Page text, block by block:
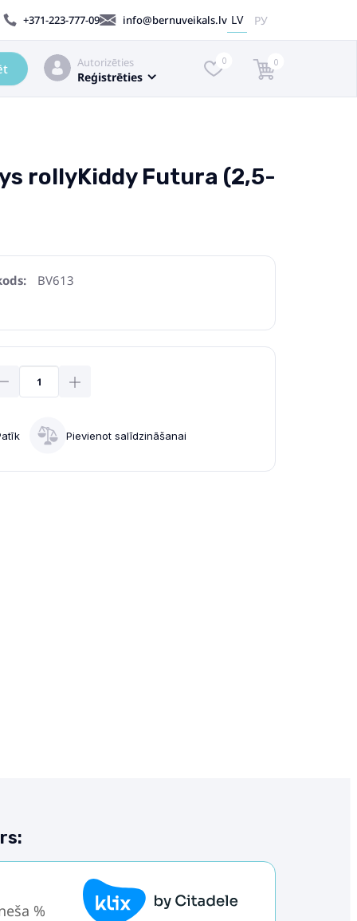
+371-223-777-09 info@bernuveikals.lv LV РУ
Autorizēties
Reģistrēties
0 0
rollyKiddy Futura (2,5-
BV613
Pievienot salīdzināšanai
%